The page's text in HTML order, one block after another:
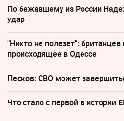
По бежавшему из России
удар
"Никто не полезет": британцев
происходящее в Одессе
Песков: СВО может
Что стало с первой в истории